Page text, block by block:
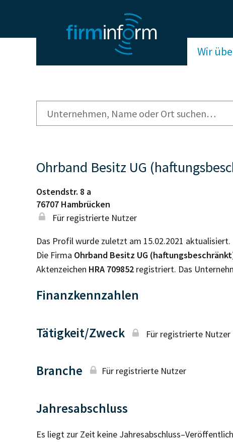
Wir
Ohrband Besitz UG
Ostendstr. 8 a
76707 Hambrücken
Für registrierte Nutzer
Das Profil wurde zuletzt am 15.02.2021 aktualisiert.
Die Firma Ohrband Besitz UG
Aktenzeichen HRA 709852 registriert. Das
Finanzkennzahlen
Tätigkeit/Zweck Für registrierte Nutzer
Branche Für registrierte Nutzer
Jahresabschluss
Es liegt zur Zeit keine